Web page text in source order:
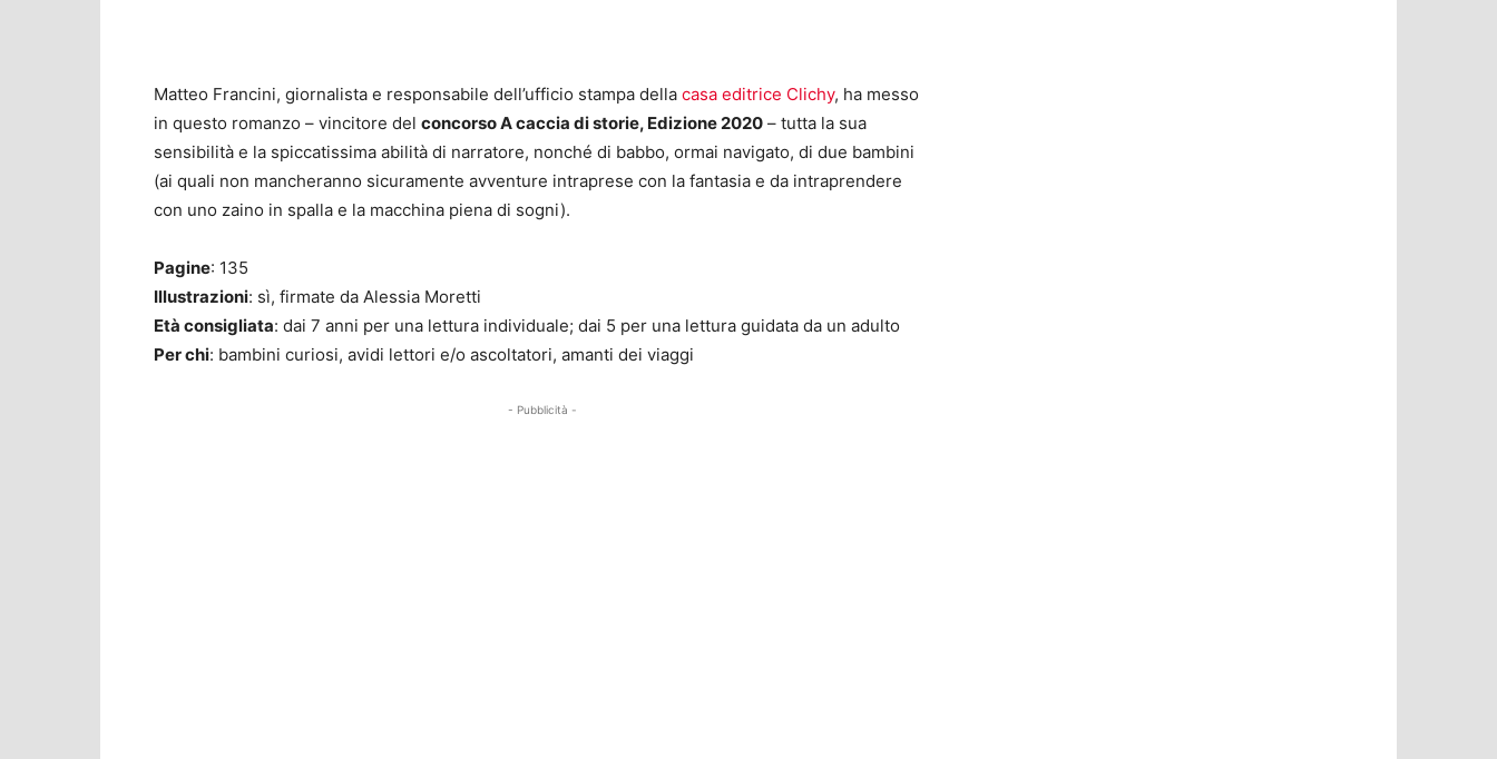
Matteo Francini, giornalista e responsabile dell’ufficio stampa della casa editrice Clichy, ha messo
in questo romanzo – vincitore del concorso A caccia di storie, Edizione 2020 – tutta la sua
sensibilità e la spiccatissima abilità di narratore, nonché di babbo, ormai navigato, di due bambini
(ai quali non mancheranno sicuramente avventure intraprese con la fantasia e da intraprendere
con uno zaino in spalla e la macchina piena di sogni).
Pagine: 135
Illustrazioni: sì, firmate da Alessia Moretti
Età consigliata: dai 7 anni per una lettura individuale; dai 5 per una lettura guidata da un adulto
Per chi: bambini curiosi, avidi lettori e/o ascoltatori, amanti dei viaggi
- Pubblicità -